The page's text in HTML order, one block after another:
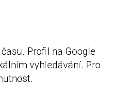
Profil na Google
vyhledávání. Pro